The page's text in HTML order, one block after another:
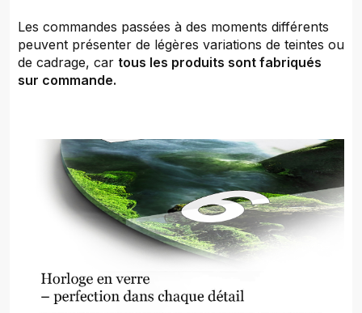
Les commandes passées à des moments différents
peuvent présenter de légères variations de teintes ou
de cadrage, car tous les produits sont fabriqués
sur commande.